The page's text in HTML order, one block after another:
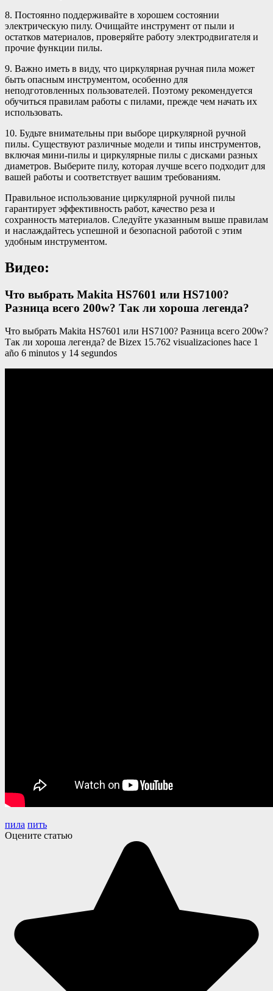
8. Постоянно поддерживайте в хорошем состоянии
электрическую пилу. Очищайте инструмент от пыли и
остатков материалов, проверяйте работу электродвигателя и
прочие функции пилы.
9. Важно иметь в виду, что циркулярная ручная пила может
быть опасным инструментом, особенно для
неподготовленных пользователей. Поэтому рекомендуется
обучиться правилам работы с пилами, прежде чем начать их
использовать.
10. Будьте внимательны при выборе циркулярной ручной
пилы. Существуют различные модели и типы инструментов,
включая мини-пилы и циркулярные пилы с дисками разных
диаметров. Выберите пилу, которая лучше всего подходит для
вашей работы и соответствует вашим требованиям.
Правильное использование циркулярной ручной пилы
гарантирует эффективность работ, качество реза и
сохранность материалов. Следуйте указанным выше правилам
и наслаждайтесь успешной и безопасной работой с этим
удобным инструментом.
Видео:
Что выбрать Makita HS7601 или HS7100?
Разница всего 200w? Так ли хороша легенда?
Что выбрать Makita HS7601 или HS7100? Разница всего 200w?
Так ли хороша легенда? de Bizex 15.762 visualizaciones hace 1
año 6 minutos y 14 segundos
пила пить
Оцените статью